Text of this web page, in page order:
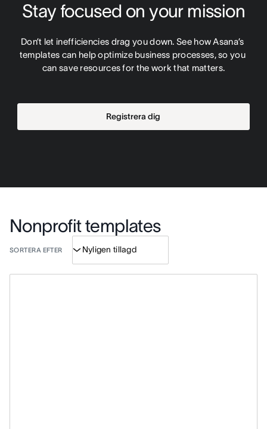
Stay focused on your mission
Don’t let inefficiencies drag you down. See how Asana’s
templates can help optimize business processes, so you
can save resources for the work that matters.
Registrera dig
Nonprofit templates
SORTERA EFTER